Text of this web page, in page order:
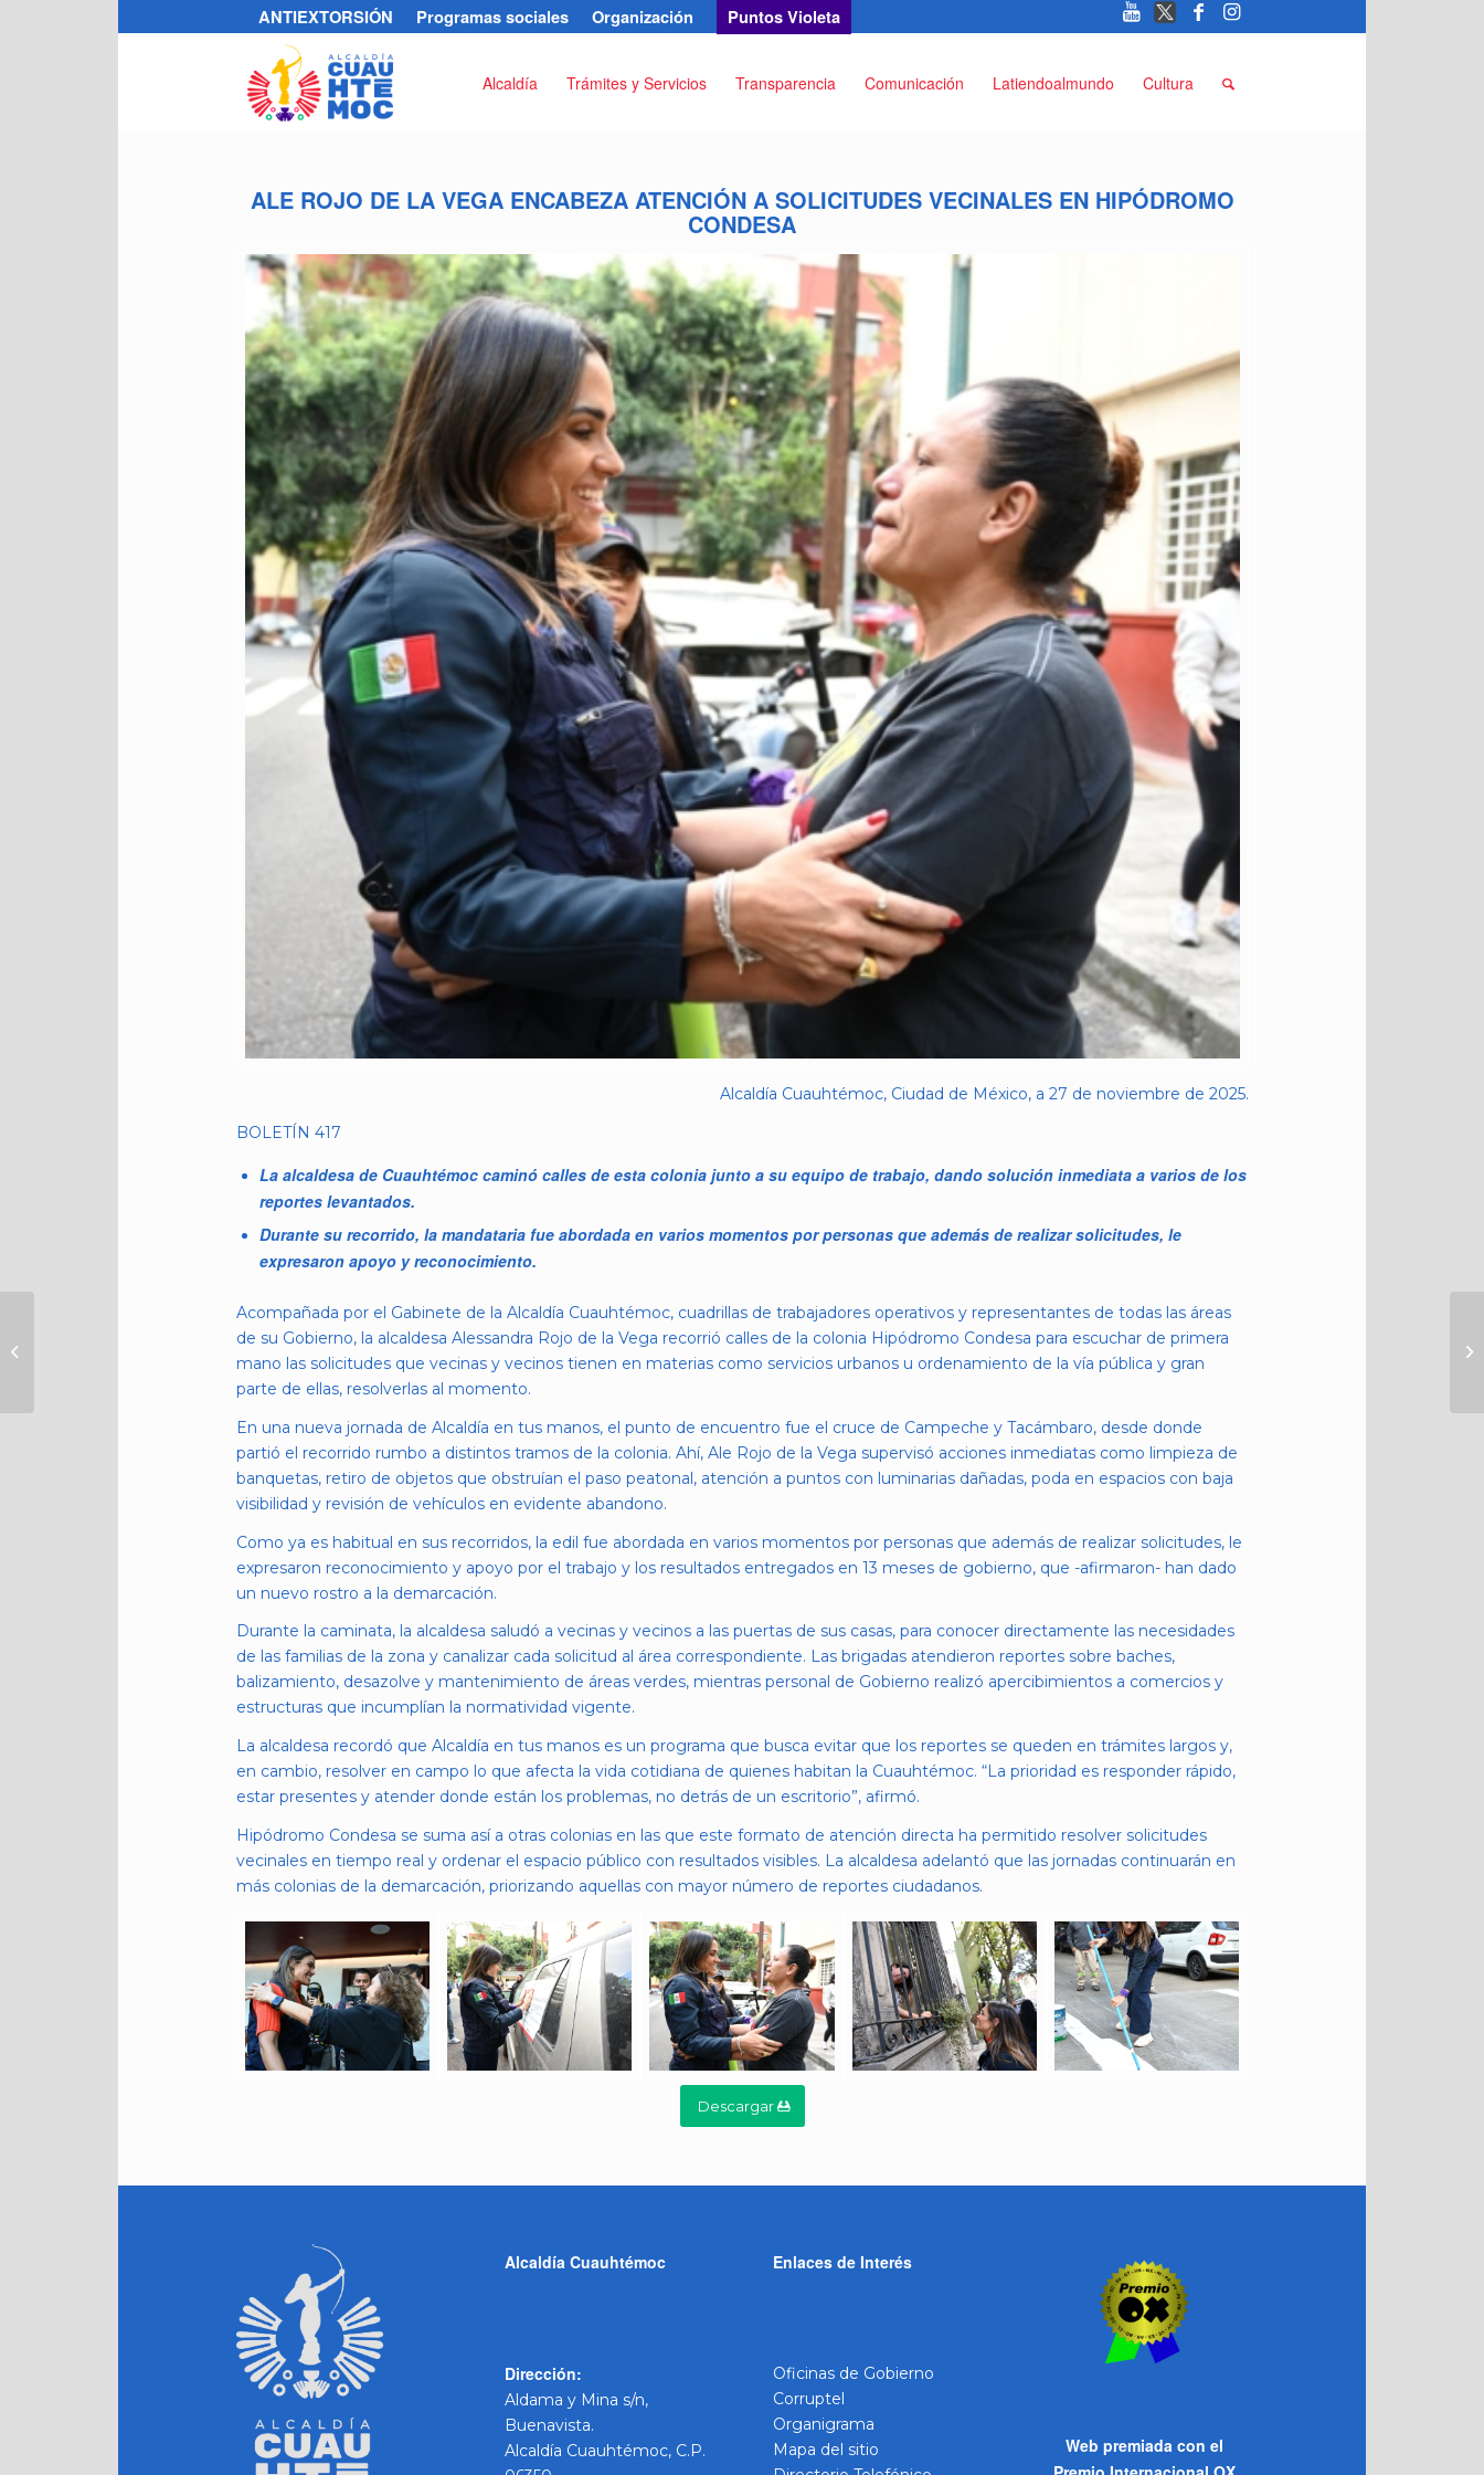
ANTIEXTORSIÓN Programas sociales Organización Puntos Violeta
Alcaldía Trámites y Servicios Transparencia Comunicación Latiendoalmundo Cultura
ALE ROJO DE LA VEGA ENCABEZA ATENCIÓN A SOLICITUDES VECINALES EN HIPÓDROMO
CONDESA
Alcaldía Cuauhtémoc, Ciudad de México, a 27 de noviembre de 2025.
BOLETÍN 417
La alcaldesa de Cuauhtémoc caminó calles de esta colonia junto a su equipo de trabajo, dando solución inmediata a varios de los
reportes levantados.
Durante su recorrido, la mandataria fue abordada en varios momentos por personas que además de realizar solicitudes, le
expresaron apoyo y reconocimiento.
Acompañada por el Gabinete de la Alcaldía Cuauhtémoc, cuadrillas de trabajadores operativos y representantes de todas las áreas
de su Gobierno, la alcaldesa Alessandra Rojo de la Vega recorrió calles de la colonia Hipódromo Condesa para escuchar de primera
mano las solicitudes que vecinas y vecinos tienen en materias como servicios urbanos u ordenamiento de la vía pública y gran
parte de ellas, resolverlas al momento.
En una nueva jornada de Alcaldía en tus manos, el punto de encuentro fue el cruce de Campeche y Tacámbaro, desde donde
partió el recorrido rumbo a distintos tramos de la colonia. Ahí, Ale Rojo de la Vega supervisó acciones inmediatas como limpieza de
banquetas, retiro de objetos que obstruían el paso peatonal, atención a puntos con luminarias dañadas, poda en espacios con baja
visibilidad y revisión de vehículos en evidente abandono.
Como ya es habitual en sus recorridos, la edil fue abordada en varios momentos por personas que además de realizar solicitudes, le
expresaron reconocimiento y apoyo por el trabajo y los resultados entregados en 13 meses de gobierno, que -afirmaron- han dado
un nuevo rostro a la demarcación.
Durante la caminata, la alcaldesa saludó a vecinas y vecinos a las puertas de sus casas, para conocer directamente las necesidades
de las familias de la zona y canalizar cada solicitud al área correspondiente. Las brigadas atendieron reportes sobre baches,
balizamiento, desazolve y mantenimiento de áreas verdes, mientras personal de Gobierno realizó apercibimientos a comercios y
estructuras que incumplían la normatividad vigente.
La alcaldesa recordó que Alcaldía en tus manos es un programa que busca evitar que los reportes se queden en trámites largos y,
en cambio, resolver en campo lo que afecta la vida cotidiana de quienes habitan la Cuauhtémoc. “La prioridad es responder rápido,
estar presentes y atender donde están los problemas, no detrás de un escritorio”, afirmó.
Hipódromo Condesa se suma así a otras colonias en las que este formato de atención directa ha permitido resolver solicitudes
vecinales en tiempo real y ordenar el espacio público con resultados visibles. La alcaldesa adelantó que las jornadas continuarán en
más colonias de la demarcación, priorizando aquellas con mayor número de reportes ciudadanos.
Descargar
Alcaldía Cuauhtémoc
Dirección:
Aldama y Mina s/n,
Buenavista.
Alcaldía Cuauhtémoc, C.P.
Enlaces de Interés
Oficinas de Gobierno
Corruptel
Organigrama
Mapa del sitio
Web premiada con el